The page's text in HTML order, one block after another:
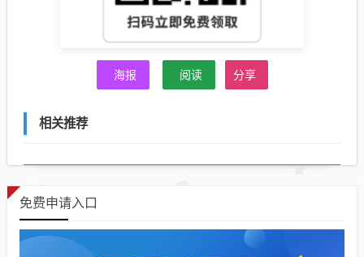
海报 阅读 分享
相关推荐
免费申请入口